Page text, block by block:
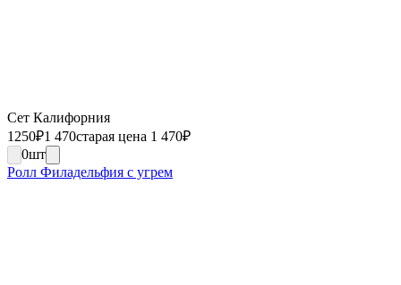
Сет Калифорния
1250₽1 470старая цена 1 470₽
0шт
Ролл Филадельфия с угрем